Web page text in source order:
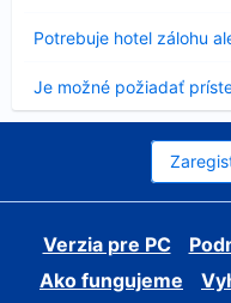
Potrebuje hotel zálohu
sa
Je možné požiadať
sa
Verzia pre PC
Ako fungujeme